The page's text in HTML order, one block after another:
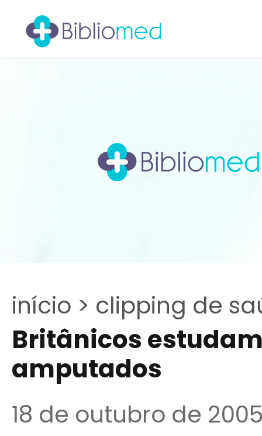
início > clipping de
Britânicos
amputados
18 de outubro de